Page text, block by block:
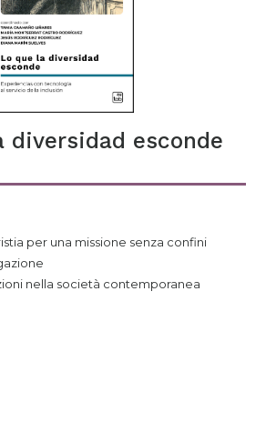
diversidad esconde
per una missione senza confini
nella società contemporanea